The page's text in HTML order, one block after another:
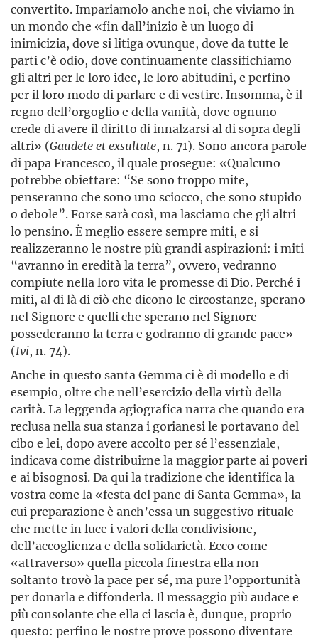
convertito. Impariamolo anche noi, che viviamo in
un mondo che «fin dall’inizio è un luogo di
inimicizia, dove si litiga ovunque, dove da tutte le
parti c’è odio, dove continuamente classifichiamo
gli altri per le loro idee, le loro abitudini, e perfino
per il loro modo di parlare e di vestire. Insomma, è il
regno dell’orgoglio e della vanità, dove ognuno
crede di avere il diritto di innalzarsi al di sopra degli
altri» (Gaudete et exsultate, n. 71). Sono ancora parole
di papa Francesco, il quale prosegue: «Qualcuno
potrebbe obiettare: “Se sono troppo mite,
penseranno che sono uno sciocco, che sono stupido
o debole”. Forse sarà così, ma lasciamo che gli altri
lo pensino. È meglio essere sempre miti, e si
realizzeranno le nostre più grandi aspirazioni: i miti
“avranno in eredità la terra”, ovvero, vedranno
compiute nella loro vita le promesse di Dio. Perché i
miti, al di là di ciò che dicono le circostanze, sperano
nel Signore e quelli che sperano nel Signore
possederanno la terra e godranno di grande pace»
(Ivi, n. 74).
Anche in questo santa Gemma ci è di modello e di
esempio, oltre che nell’esercizio della virtù della
carità. La leggenda agiografica narra che quando era
reclusa nella sua stanza i gorianesi le portavano del
cibo e lei, dopo avere accolto per sé l’essenziale,
indicava come distribuirne la maggior parte ai poveri
e ai bisognosi. Da qui la tradizione che identifica la
vostra come la «festa del pane di Santa Gemma», la
cui preparazione è anch’essa un suggestivo rituale
che mette in luce i valori della condivisione,
dell’accoglienza e della solidarietà. Ecco come
«attraverso» quella piccola finestra ella non
soltanto trovò la pace per sé, ma pure l’opportunità
per donarla e diffonderla. Il messaggio più audace e
più consolante che ella ci lascia è, dunque, proprio
questo: perfino le nostre prove possono diventare